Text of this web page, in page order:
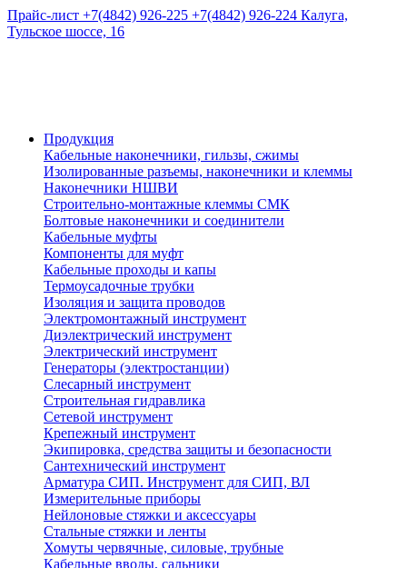
Прайс-лист +7(4842) 926-225 +7(4842) 926-224 Калуга,
Тульское шоссе, 16
Продукция
Кабельные наконечники, гильзы, сжимы
Изолированные разъемы, наконечники и клеммы
Наконечники НШВИ
Строительно-монтажные клеммы СМК
Болтовые наконечники и соединители
Кабельные муфты
Компоненты для муфт
Кабельные проходы и капы
Термоусадочные трубки
Изоляция и защита проводов
Электромонтажный инструмент
Диэлектрический инструмент
Электрический инструмент
Генераторы (электростанции)
Слесарный инструмент
Строительная гидравлика
Сетевой инструмент
Крепежный инструмент
Экипировка, средства защиты и безопасности
Сантехнический инструмент
Арматура СИП. Инструмент для СИП, ВЛ
Измерительные приборы
Нейлоновые стяжки и аксессуары
Стальные стяжки и ленты
Хомуты червячные, силовые, трубные
Кабельные вводы, сальники